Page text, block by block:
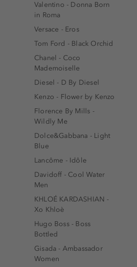
Valentino - Donna Born
in Roma
Versace - Eros
Tom Ford - Black Orchid
Chanel - Coco
Mademoiselle
Diesel - D By Diesel
Kenzo - Flower by Kenzo
Florence By Mills -
Wildly Me
Dolce&Gabbana - Light
Blue
Lancôme - Idôle
Davidoff - Cool Water
Men
KHLOÉ KARDASHIAN -
Xo Khloè
Hugo Boss - Boss
Bottled
Gisada - Ambassador
Women